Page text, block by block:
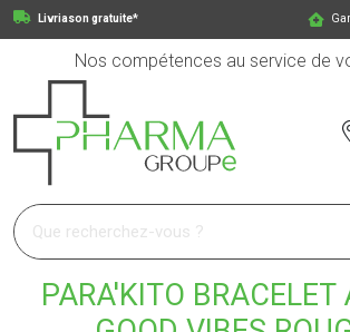
Livriason gratuite*
Nos compétences au service de
Pharmagroupe Votre pharmacie en ligne à
PARA'KITO BRACELET